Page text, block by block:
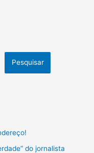
Pesquisar
do jornalista